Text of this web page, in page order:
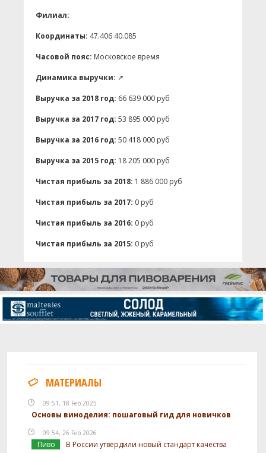
Филиал:
Координаты: 47.406 40.085
Часовой пояс: Московское время
Динамика выручки: ↗
Выручка за 2018 год: 66 639 000 руб
Выручка за 2017 год: 53 895 000 руб
Выручка за 2016 год: 50 418 000 руб
Выручка за 2015 год: 18 205 000 руб
Чистая прибыль за 2018: 1 886 000 руб
Чистая прибыль за 2017: 0 руб
Чистая прибыль за 2016: 0 руб
Чистая прибыль за 2015: 0 руб
МАТЕРИАЛЫ
09:51, 18 Feb 2025
Основы виноделия: пошаговый гид для новичков
09:54, 26 Feb 2026
Пиво
В России утвердили новый стандарт качества